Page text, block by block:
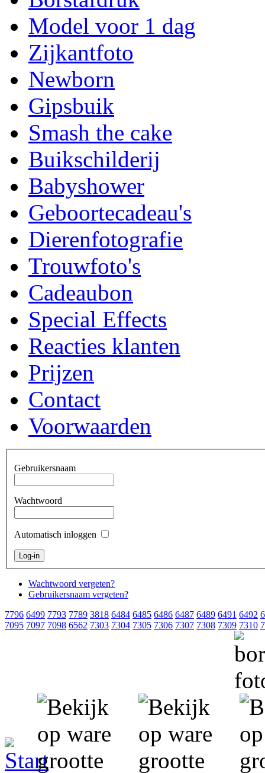
Model voor 1 dag
Zijkantfoto
Newborn
Gipsbuik
Smash the cake
Buikschilderij
Babyshower
Geboortecadeau's
Dierenfotografie
Trouwfoto's
Cadeaubon
Special Effects
Reacties klanten
Prijzen
Contact
Voorwaarden
Gebruikersnaam
Wachtwoord
Automatisch inloggen
Wachtwoord vergeten?
Gebruikersnaam vergeten?
7796 6499 7793 7789 3818 6484 6485 6486 6487 6489 6491 6492
7095 7097 7098 6562 7303 7304 7305 7306 7307 7308 7309 7310